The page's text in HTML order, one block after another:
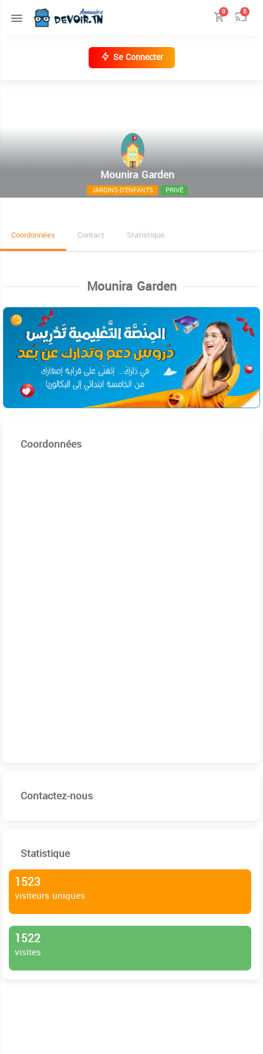
0 5
Se Connecter
Mounira Garden
JARDINS-D'ENFANTS PRIVÉ
4, Rue Salah Ben Youssef
Coordonnées Contact Statistique
Mounira Garden
Coordonnées
Contactez-nous
Statistique
1523
visiteurs uniques
1522
visites